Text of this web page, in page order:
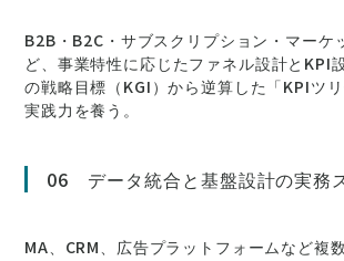
B2B・B2C・サブスクリプション・マーケ
ど、事業特性に応じたファネル設計とKPI
の戦略目標（KGI）から逆算した「KPIツ
実践力を養う。
06 データ統合と基盤設計の実務
MA、CRM、広告プラットフォームなど複